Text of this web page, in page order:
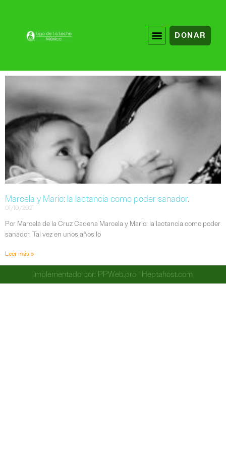
DONAR
Marcela y Mario: la lactancia como poder sanador.
01/10/2021
Por Marcela de la Cruz Cadena Marcela y Mario: la lactancia como poder
sanador. Tal vez en unos años lo
Leer más »
Implementado por: PPWeb.pro | Heptahost.com